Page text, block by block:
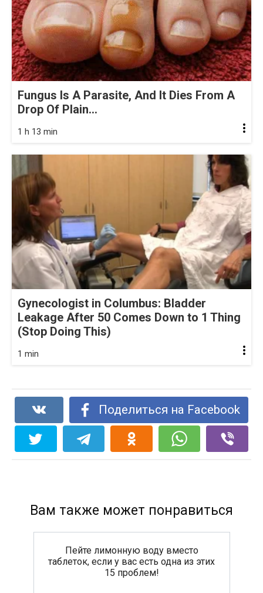
Fungus Is A Parasite, And It Dies From A
Drop Of Plain...
1 h 13 min
Gynecologist in Columbus: Bladder
Leakage After 50 Comes Down to 1 Thing
(Stop Doing This)
1 min
Поделиться на Facebook
Вам также может понравиться
Пейте лимонную воду вместо
таблеток, если у вас есть одна из этих
15 проблем!